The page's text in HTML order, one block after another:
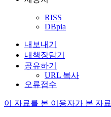
RISS
DBpia
내보내기
내책장담기
공유하기
URL 복사
오류접수
이 자료를 본 이용자가 본 자료